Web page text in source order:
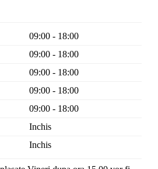
09:00 - 18:00
09:00 - 18:00
09:00 - 18:00
09:00 - 18:00
09:00 - 18:00
Inchis
Inchis